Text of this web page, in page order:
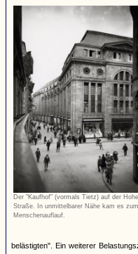
Der "Kaufhof" (vormals Tietz) auf der Hohe
Straße. In unmittelbarer Nähe kam es zum
Menschenauflauf.
belästigten". Ein weiterer